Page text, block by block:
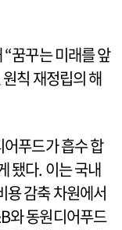
꿈꾸는 미래를 앞
칙 재정립의 해
푸드가 흡수 합
됐다. 이는 국내
용 감축 차원에서
와 동원디어푸드